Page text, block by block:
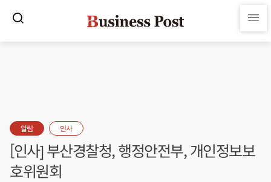
알림 인사
[인사] 부산경찰청, 행정안전부, 개인정보보
호위원회